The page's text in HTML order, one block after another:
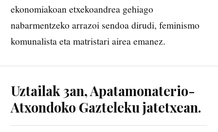
ekonomiakoan etxekoandrea gehiago
nabarmentzeko arrazoi sendoa dirudi, feminismo
komunalista eta matristari airea emanez.
Uztailak 3an, Apatamonaterio-
Atxondoko Gazteleku jatetxean.